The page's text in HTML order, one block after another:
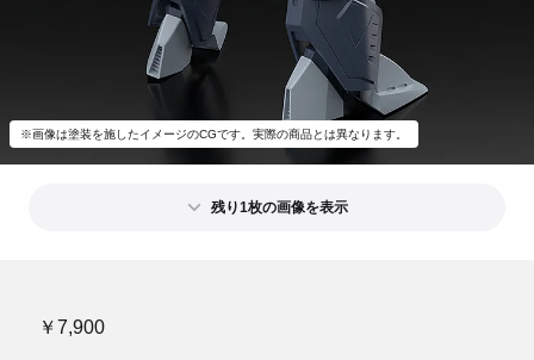
※画像は塗装を施したイメージのCGです。実際の商品とは異なります。
残り1枚の画像を表示
￥7,900